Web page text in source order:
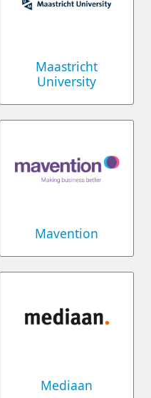
Maastricht
University
Mavention
Mediaan